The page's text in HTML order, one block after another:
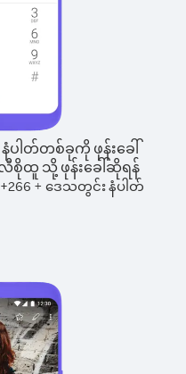
ပါတ်တစ်ခုကို ဖုန်းခေါ်
စိုထူ သို့ ဖုန်းခေါ်ဆိုရန်
+266+ ဒေသတွင်း နံပါတ်